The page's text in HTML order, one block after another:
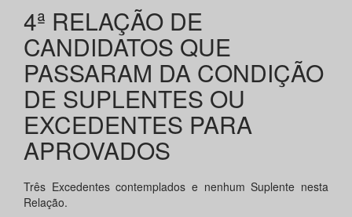
4ª RELAÇÃO DE
CANDIDATOS QUE
PASSARAM DA CONDIÇÃO
DE SUPLENTES OU
EXCEDENTES PARA
APROVADOS
Três Excedentes contemplados e nenhum Suplente nesta
Relação.